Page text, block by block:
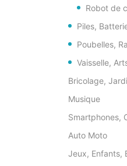
Robot de
Piles,
Poubelles,
Vaisselle,
Bricolage,
Musique
Smartphones,
Auto Moto
Jeux, Enfants,